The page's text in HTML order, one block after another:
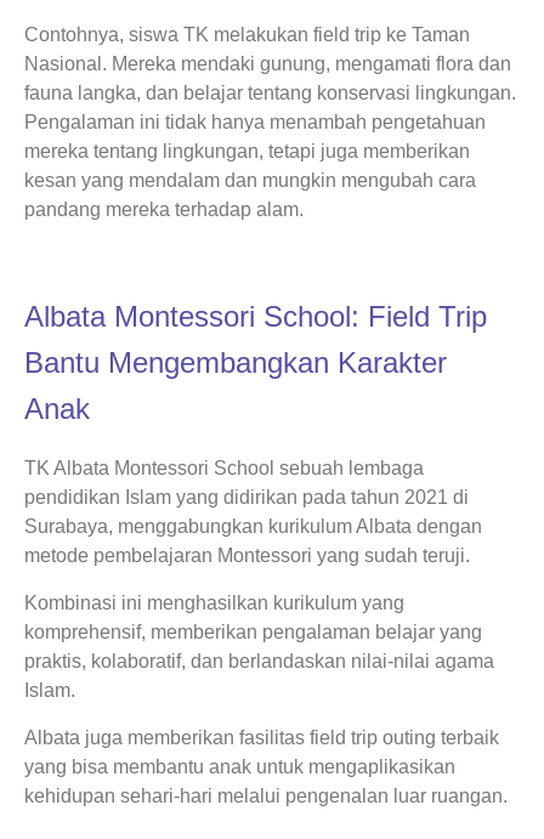
Contohnya, siswa TK melakukan field trip ke Taman
Nasional. Mereka mendaki gunung, mengamati flora dan
fauna langka, dan belajar tentang konservasi lingkungan.
Pengalaman ini tidak hanya menambah pengetahuan
mereka tentang lingkungan, tetapi juga memberikan
kesan yang mendalam dan mungkin mengubah cara
pandang mereka terhadap alam.
Albata Montessori School: Field Trip
Bantu Mengembangkan Karakter
Anak
TK Albata Montessori School sebuah lembaga
pendidikan Islam yang didirikan pada tahun 2021 di
Surabaya, menggabungkan kurikulum Albata dengan
metode pembelajaran Montessori yang sudah teruji.
Kombinasi ini menghasilkan kurikulum yang
komprehensif, memberikan pengalaman belajar yang
praktis, kolaboratif, dan berlandaskan nilai-nilai agama
Islam.
Albata juga memberikan fasilitas field trip outing terbaik
yang bisa membantu anak untuk mengaplikasikan
kehidupan sehari-hari melalui pengenalan luar ruangan.